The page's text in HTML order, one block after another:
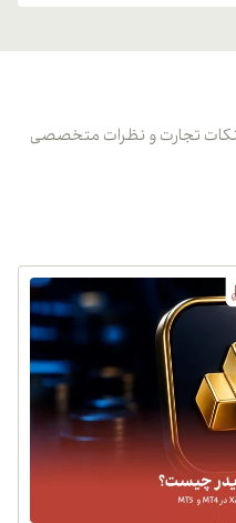
نکات تجارت و نظرات متخصصی